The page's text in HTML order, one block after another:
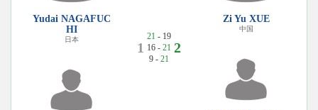
Yudai NAGAFUC
HI
日本
1
21 - 19
16 - 21
9 - 21
2
Zi Yu XUE
中国